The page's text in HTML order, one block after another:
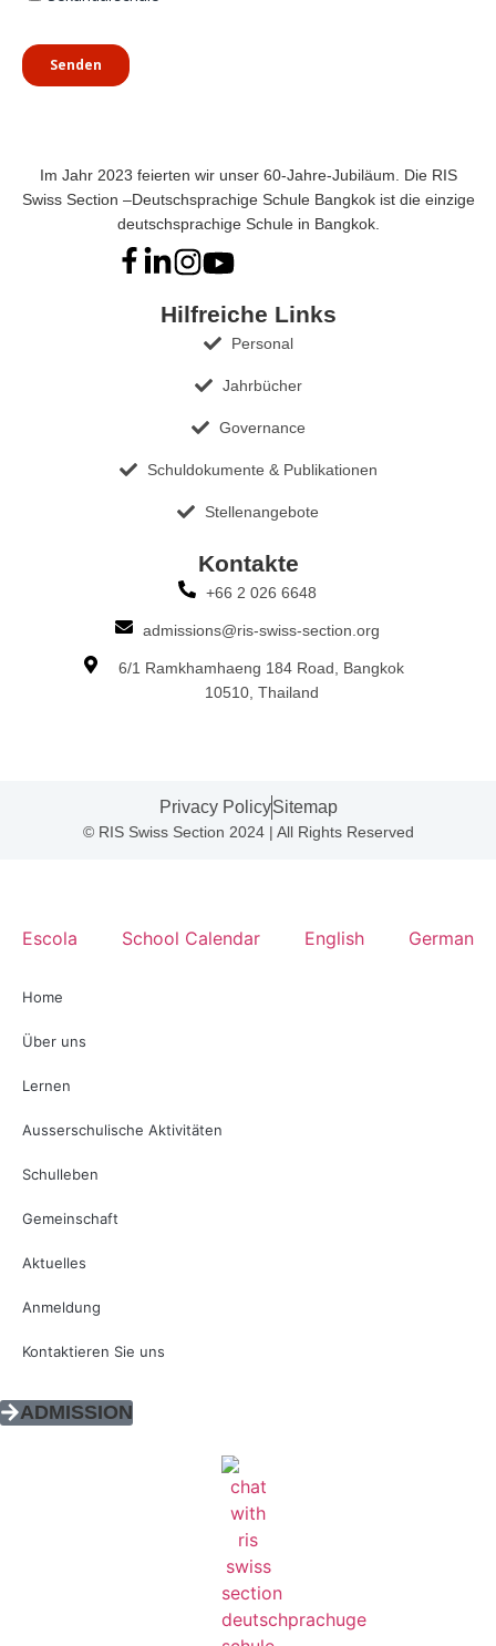
Im Jahr 2023 feierten wir unser 60-Jahre-Jubiläum. Die RIS
Swiss Section –Deutschsprachige Schule Bangkok ist die einzige
deutschsprachige Schule in Bangkok.
Hilfreiche Links
Personal
Jahrbücher
Governance
Schuldokumente & Publikationen
Stellenangebote
Kontakte
+66 2 026 6648
admissions@ris-swiss-section.org
6/1 Ramkhamhaeng 184 Road, Bangkok
10510, Thailand
© RIS Swiss Section 2024 | All Rights Reserved
Privacy PolicySitemap
Escola School Calendar English German
Home
Über uns
Lernen
Ausserschulische Aktivitäten
Schulleben
Gemeinschaft
Aktuelles
Anmeldung
Kontaktieren Sie uns
ADMISSION